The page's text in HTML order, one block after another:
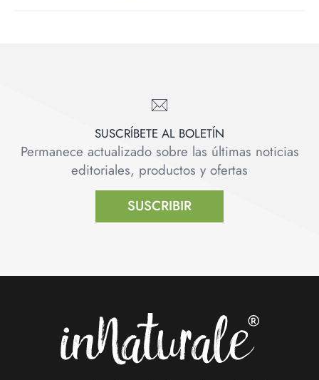
SUSCRÍBETE AL BOLETÍN
Permanece actualizado sobre las últimas noticias
editoriales, productos y ofertas
SUSCRIBIR